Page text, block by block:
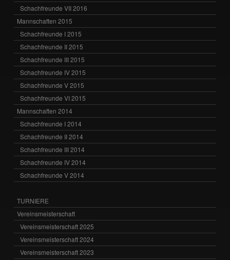
Schachfreunde VII 2016
Mannschaften 2015
Schachfreunde I 2015
Schachfreunde II 2015
Schachfreunde III 2015
Schachfreunde IV 2015
Schachfreunde V 2015
Schachfreunde VI 2015
Mannschaften 2014
Schachfreunde I 2014
Schachfreunde II 2014
Schachfreunde III 2014
Schachfreunde IV 2014
Schachfreunde V 2014
TURNIERE
Vereinsmeisterschaft
Vereinsmeisterschaft 2025
Vereinsmeisterschaft 2024
Vereinsmeisterschaft 2023